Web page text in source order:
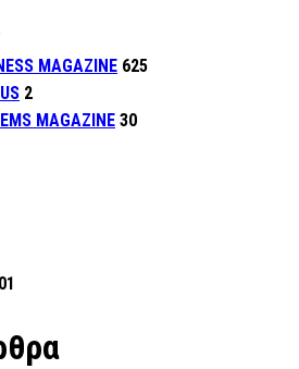
MAGAZINE 625
2
MAGAZINE 30